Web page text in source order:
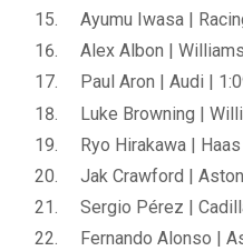
Ayumu Iwasa |
Alex Albon |
Paul Aron | Audi |
Luke Browning |
Ryo Hirakawa |
Jak Crawford |
Sergio Pérez |
Fernando Alonso |